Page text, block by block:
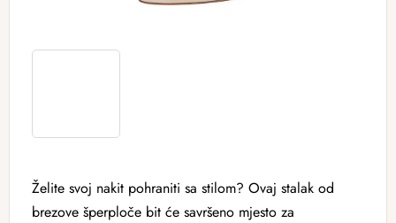
Želite svoj nakit pohraniti sa stilom? Ovaj stalak od
brezove šperploče bit će savršeno mjesto za